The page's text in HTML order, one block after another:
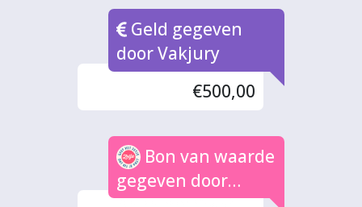
Geld gegeven
door Vakjury
€500,00
Bon van waarde
gegeven door